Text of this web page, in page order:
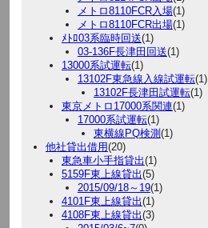
メトロ8110FCR入場(1)
メトロ8110FCR出場(1)
ﾒﾄﾛ03系臨時回送(1)
03-136F長津田回送(1)
13000系試運転(1)
13102F東急線入線試運転(1)
13102F長津田試運転(1)
東京メトロ17000系関連(1)
17000系試運転(1)
東横線PQ検測 (1)
他社貸出借用(20)
東急車小手指貸出(1)
5159F東上線貸出(5)
2015/09/18～19(1)
4101F東上線貸出(1)
4108F東上線貸出(3)